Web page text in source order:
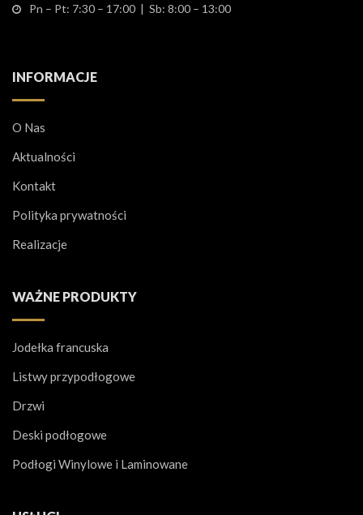
Pn – Pt: 7:30 – 17:00 | Sb: 8:00 – 13:00
INFORMACJE
O Nas
Aktualności
Kontakt
Polityka prywatności
Realizacje
WAŻNE PRODUKTY
Jodełka francuska
Listwy przypodłogowe
Drzwi
Deski podłogowe
Podłogi Winylowe i Laminowane